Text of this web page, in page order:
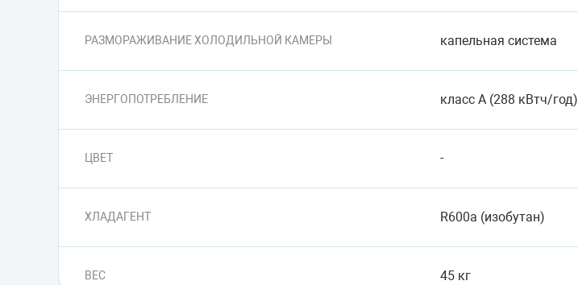
РАЗМОРАЖИВАНИЕ ХОЛОДИЛЬНОЙ КАМЕРЫ капельная система
ЭНЕРГОПОТРЕБЛЕНИЕ класс A (288 кВтч/год)
ЦВЕТ -
ХЛАДАГЕНТ R600a (изобутан)
ВЕС 45 кг